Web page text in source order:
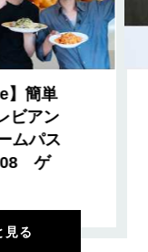
】簡単
ビアン
ムパス
ゲ
見る